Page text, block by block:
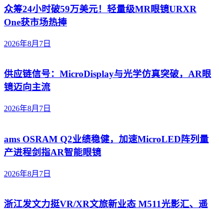
众筹24小时破59万美元！轻量级MR眼镜URXR
One获市场热捧
2026年8月7日
供应链信号：MicroDisplay与光学仿真突破，AR眼
镜迈向主流
2026年8月7日
ams OSRAM Q2业绩稳健，加速MicroLED阵列量
产进程剑指AR智能眼镜
2026年8月7日
浙江发文力挺VR/XR文旅新业态 M511光影汇、遥